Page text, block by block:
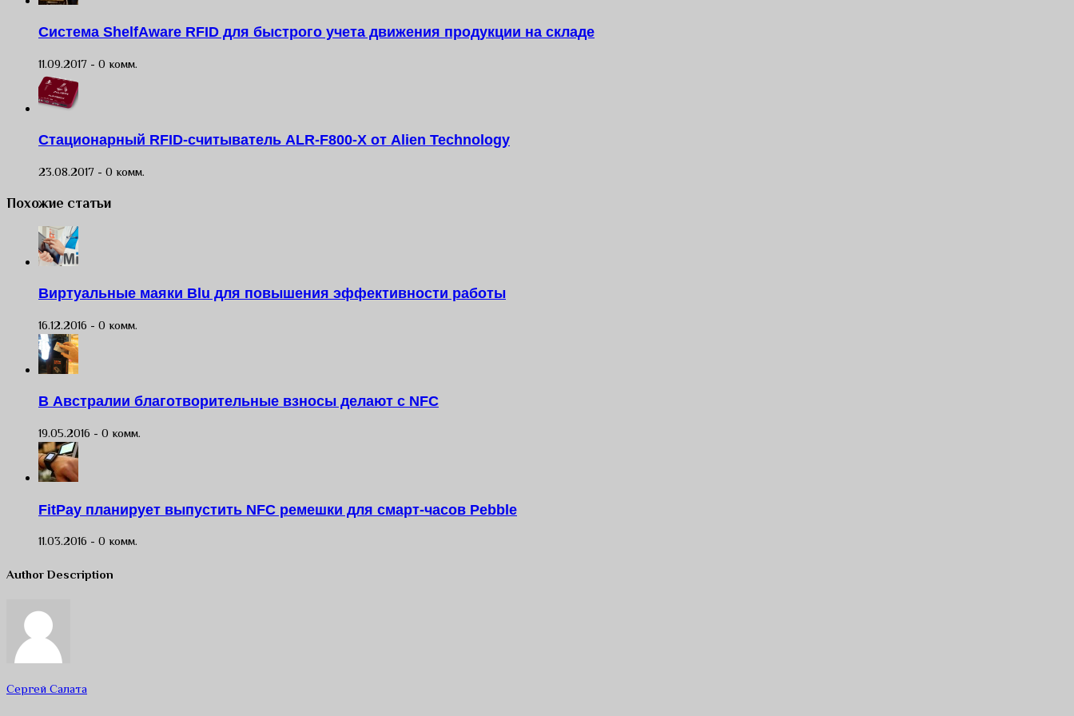
Система ShelfAware RFID для быстрого учета движения продукции на складе
11.09.2017 - 0 комм.
Стационарный RFID-считыватель ALR-F800-X от Alien Technology
23.08.2017 - 0 комм.
Похожие статьи
Виртуальные маяки Blu для повышения эффективности работы
16.12.2016 - 0 комм.
В Австралии благотворительные взносы делают c NFC
19.05.2016 - 0 комм.
FitPay планирует выпустить NFC ремешки для смарт-часов Pebble
11.03.2016 - 0 комм.
Author Description
Сергей Салата